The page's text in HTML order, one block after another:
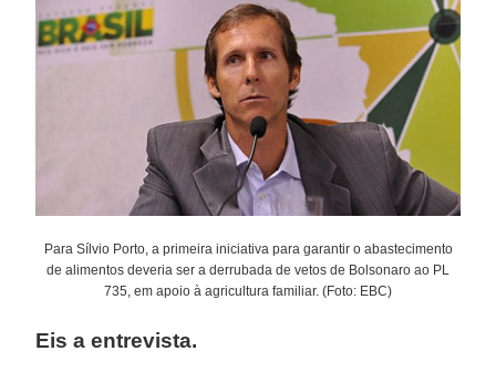
Para Sílvio Porto, a primeira iniciativa para garantir o abastecimento
de alimentos deveria ser a derrubada de vetos de Bolsonaro ao PL
735, em apoio à agricultura familiar. (Foto: EBC)
Eis a entrevista.